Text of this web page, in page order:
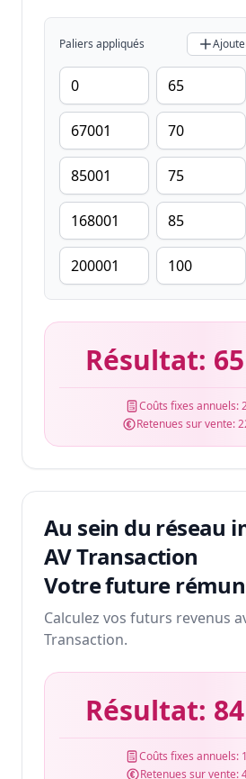
Paliers appliqués
Résultat:
Coûts fixes annuels:
Retenues sur vente:
Au sein du réseau
AV Transaction
Votre future
Calculez vos futurs revenus
Transaction.
Résultat:
Coûts fixes annuels:
Retenues sur vente: